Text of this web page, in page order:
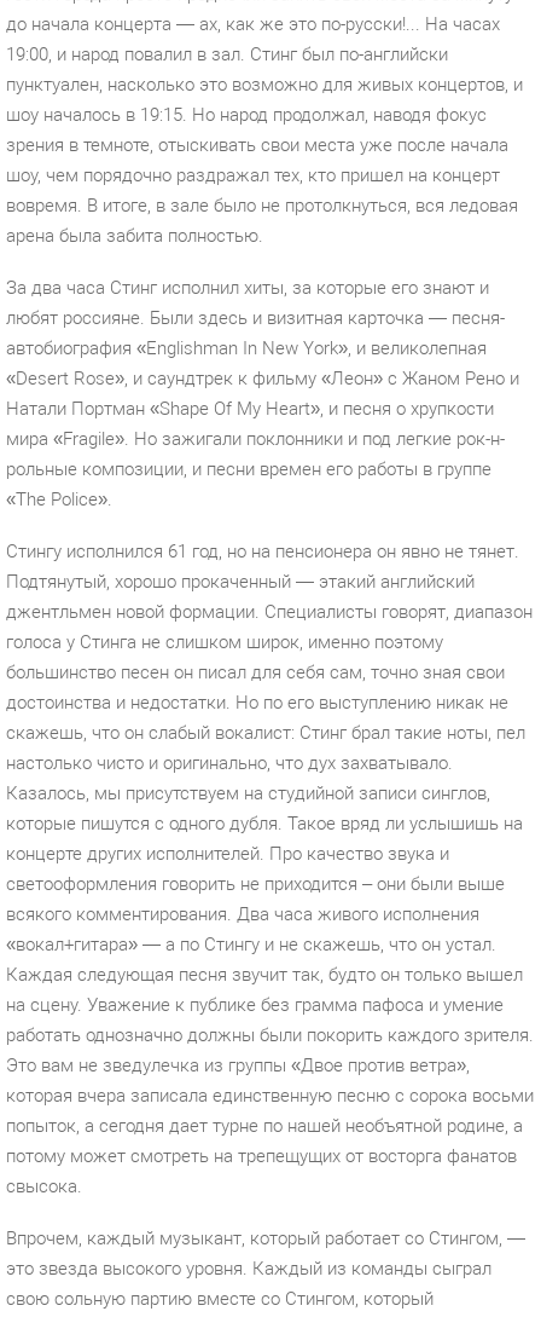
до начала концерта — ах, как же это по-русски!... На часах
19:00, и народ повалил в зал. Стинг был по-английски
пунктуален, насколько это возможно для живых концертов, и
шоу началось в 19:15. Но народ продолжал, наводя фокус
зрения в темноте, отыскивать свои места уже после начала
шоу, чем порядочно раздражал тех, кто пришел на концерт
вовремя. В итоге, в зале было не протолкнуться, вся ледовая
арена была забита полностью.
За два часа Стинг исполнил хиты, за которые его знают и
любят россияне. Были здесь и визитная карточка — песня-
автобиография «Englishman In New York», и великолепная
«Desert Rose», и саундтрек к фильму «Леон» с Жаном Рено и
Натали Портман «Shape Of My Heart», и песня о хрупкости
мира «Fragile». Но зажигали поклонники и под легкие рок-н-
рольные композиции, и песни времен его работы в группе
«The Police».
Стингу исполнился 61 год, но на пенсионера он явно не тянет.
Подтянутый, хорошо прокаченный — этакий английский
джентльмен новой формации. Специалисты говорят, диапазон
голоса у Стинга не слишком широк, именно поэтому
большинство песен он писал для себя сам, точно зная свои
достоинства и недостатки. Но по его выступлению никак не
скажешь, что он слабый вокалист: Стинг брал такие ноты, пел
настолько чисто и оригинально, что дух захватывало.
Казалось, мы присутствуем на студийной записи синглов,
которые пишутся с одного дубля. Такое вряд ли услышишь на
концерте других исполнителей. Про качество звука и
светооформления говорить не приходится – они были выше
всякого комментирования. Два часа живого исполнения
«вокал+гитара» — а по Стингу и не скажешь, что он устал.
Каждая следующая песня звучит так, будто он только вышел
на сцену. Уважение к публике без грамма пафоса и умение
работать однозначно должны были покорить каждого зрителя.
Это вам не зведулечка из группы «Двое против ветра»,
которая вчера записала единственную песню с сорока восьми
попыток, а сегодня дает турне по нашей необъятной родине, а
потому может смотреть на трепещущих от восторга фанатов
свысока.
Впрочем, каждый музыкант, который работает со Стингом, —
это звезда высокого уровня. Каждый из команды сыграл
свою сольную партию вместе со Стингом, который